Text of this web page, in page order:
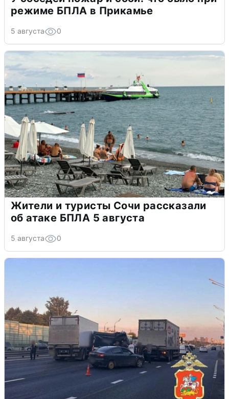
режиме БПЛА в Прикамье
5 августа 0
Жители и туристы Сочи рассказали
об атаке БПЛА 5 августа
5 августа 0